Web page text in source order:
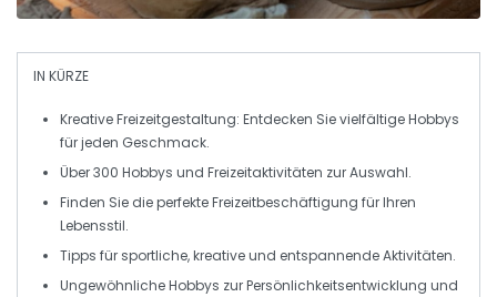
IN KÜRZE
Kreative Freizeitgestaltung: Entdecken Sie vielfältigeHobbys
für jeden Geschmack.
Über300 Hobbys und Freizeitaktivitäten zur Auswahl.
Finden Sie die perfekteFreizeitbeschäftigung für Ihren
Lebensstil.
Tipps für sportliche, kreative und entspannendeAktivitäten.
Ungewöhnliche Hobbys zurPersönlichkeitsentwicklung und